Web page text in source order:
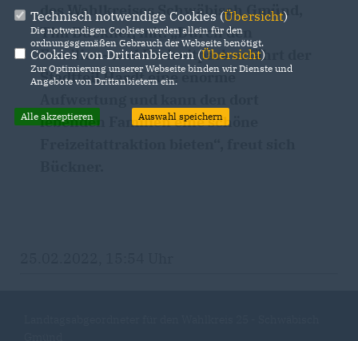
des Wahlkreises Schwäbisch Gmünd,
Tim Bückner, mit. „Durch den
Familien- und Freizeitpark erfährt der
Stadtteil Hardt eine enorme
lebenden Familien eine schöne
Technisch notwendige Cookies (Übersicht)
Die notwendigen Cookies werden allein für den
ordnungsgemäßen Gebrauch der Webseite benötigt.
Cookies von Drittanbietern (Übersicht)
Zur Optimierung unserer Webseite binden wir Dienste und
Angebote von Drittanbietern ein.
Alle akzeptieren Auswahl speichern